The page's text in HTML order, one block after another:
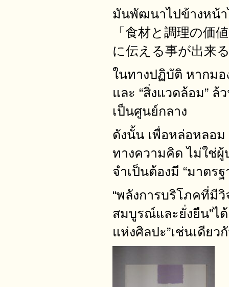
มันพัฒนาไปข้างหน้า
「食材と調理の価
に伝える事が出来
ในทางปฏิบัติ หากมอ
และ “สิ่งแวดล้อม” ล้
เป็นศูนย์กลาง
ดังนั้น เพื่อหล่อหลอ
ทางความคิด ไม่ใช่
จำเป็นต้องมี “มาตร
“พลังการบริโภคที่มี
สมบูรณ์และยั่งยืน”ไ
แห่งศิลปะ”เช่นเดียว